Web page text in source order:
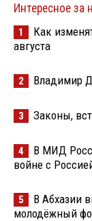
Интересное за
1
Как
августа
2 Владимир
3 Законы,
4
В МИД
войне с
5
В Абхазии
молодёжный